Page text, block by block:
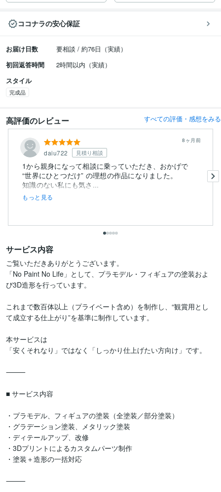
ココナラの安心保証
お届け日数
要相談 / 約76日（実績）
初回返答時間
2時間以内（実績）
スタイル
完成品
高評価のレビュー すべての評価・感想をみる
daiu722 見積り相談
8ヶ月前
1から親身になって相談に乗っていただき、おかげで
“世界にひとつだけ” の理想の作品になりました。
知識のない私にも気さ...
もっと見る
サービス内容
ご覧いただきありがとうございます。
「No Paint No Life」として、プラモデル・フィギュアの塗装およ
び3D造形を行っています。
これまで数百体以上（プライベート含め）を制作し、“観賞用とし
て成立する仕上がり”を基準に制作しています。
本サービスは
「安くそれなり」ではなく「しっかり仕上げたい方向け」です。
⸻
■ サービス内容
・プラモデル、フィギュアの塗装（全塗装／部分塗装）
・グラデーション塗装、メタリック塗装
・ディテールアップ、改修
・3Dプリントによるカスタムパーツ制作
・塗装＋造形の一括対応
⸻